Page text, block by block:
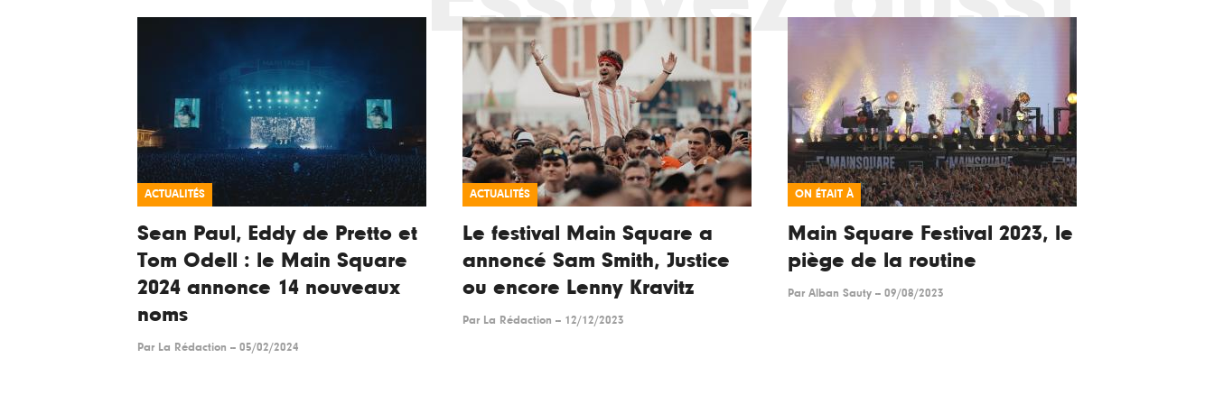
ACTUALITÉS
Sean Paul, Eddy de Pretto et
Tom Odell : le Main Square
2024 annonce 14 nouveaux
noms
Par La Rédaction -- 05/02/2024
ACTUALITÉS
Le festival Main Square a
annoncé Sam Smith, Justice
ou encore Lenny Kravitz
Par La Rédaction -- 12/12/2023
ON ÉTAIT À
Main Square Festival 2023, le
piège de la routine
Par Alban Sauty -- 09/08/2023